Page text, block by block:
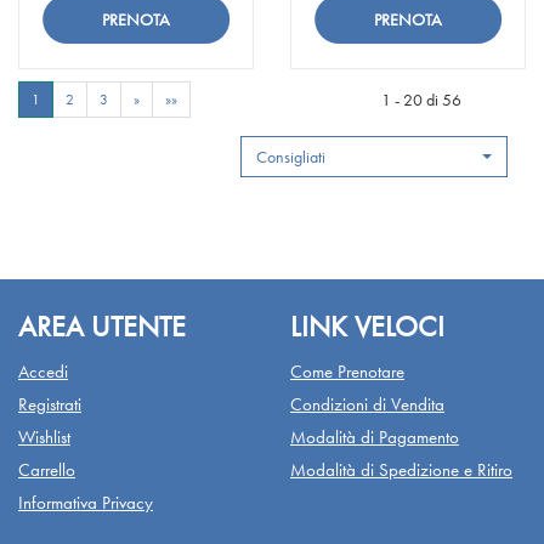
Aggiungi Fitonasal
carrello
Spray
concentrato alla
su Fitonasal
Spray
Aggiungi Fitostill
carrello
Plus alla
wishlist
su Fitostill
Plus
1 2 3 » »» 1 - 20 di 56
Consigliati
AREA UTENTE
Accedi
Registrati
Wishlist
Carrello
Informativa Privacy
LINK VELOCI
Come Prenotare
Condizioni di Vendita
Modalità di Pagamento
Modalità di Spedizione e Ritiro